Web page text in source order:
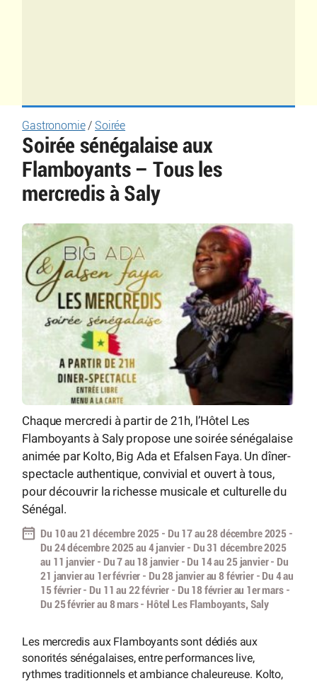
Gastronomie/ Soirée
Soirée sénégalaise aux
Flamboyants – Tous les
mercredis à Saly
Chaque mercredi à partir de 21h, l’Hôtel Les
Flamboyants à Saly propose une soirée sénégalaise
animée par Kolto, Big Ada et Efalsen Faya. Un dîner-
spectacle authentique, convivial et ouvert à tous,
pour découvrir la richesse musicale et culturelle du
Sénégal.
Du 10 au 21 décembre 2025 - Du 17 au 28 décembre 2025 -
Du 24 décembre 2025 au 4 janvier - Du 31 décembre 2025
au 11 janvier - Du 7 au 18 janvier - Du 14 au 25 janvier - Du
21 janvier au 1er février - Du 28 janvier au 8 février - Du 4 au
15 février - Du 11 au 22 février - Du 18 février au 1er mars -
Du 25 février au 8 mars - Hôtel Les Flamboyants, Saly
Les mercredis aux Flamboyants sont dédiés aux
sonorités sénégalaises, entre performances live,
rythmes traditionnels et ambiance chaleureuse. Kolto,